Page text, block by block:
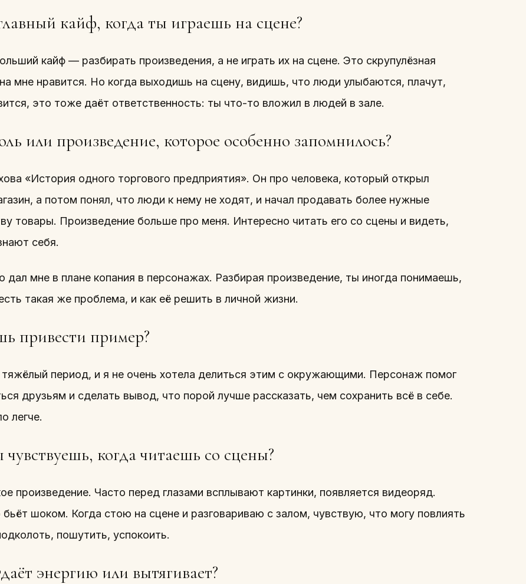
кайф, когда ты играешь на сцене?
кайф — разбирать произведения, а не играть их на сцене. Это скрупулёзная
мне нравится. Но когда выходишь на сцену, видишь, что люди улыбаются, плачут,
это тоже даёт ответственность: ты что-то вложил в людей в зале.
или произведение, которое особенно запомнилось?
«История одного торгового предприятия». Он про человека, который открыл
а потом понял, что люди к нему не ходят, и начал продавать более нужные
товары. Произведение больше про меня. Интересно читать его со сцены и видеть,
себя.
дал мне в плане копания в персонажах. Разбирая произведение, ты иногда понимаешь,
такая же проблема, и как её решить в личной жизни.
привести пример?
период, и я не очень хотела делиться этим с окружающими. Персонаж помог
друзьям и сделать вывод, что порой лучше рассказать, чем сохранить всё в себе.
легче.
когда читаешь со сцены?
произведение. Часто перед глазами всплывают картинки, появляется видеоряд.
бьёт шоком. Когда стою на сцене и разговариваю с залом, чувствую, что могу повлиять
пошутить, успокоить.
энергию или вытягивает?